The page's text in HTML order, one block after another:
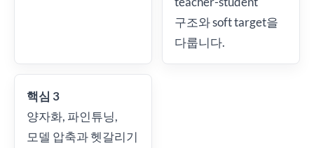
구조와 soft target을
다룹니다.
핵심 3
양자화, 파인튜닝,
모델 압축과 헷갈리기